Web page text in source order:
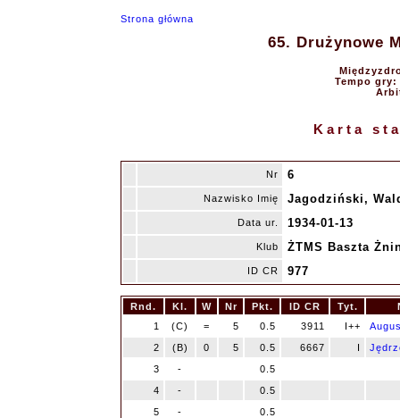
Strona główna
65. Drużynowe
Tempo gry:
Karta
Nr 6
Nazwisko Imię Jagodziński,
Data ur. 1934-01-13
Klub ŻTMS Baszta
ID CR 977
Rnd. Kl. W Nr Pkt. ID CR Tyt.
1
(C) = 5 0.5 3911 I++
2
(B) 0 5 0.5 6667 I
3
-
0.5
4
-
0.5
5
-
0.5